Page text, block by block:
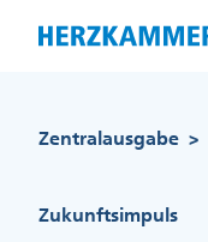
Zentralausgabe >
Zukunftsimpuls